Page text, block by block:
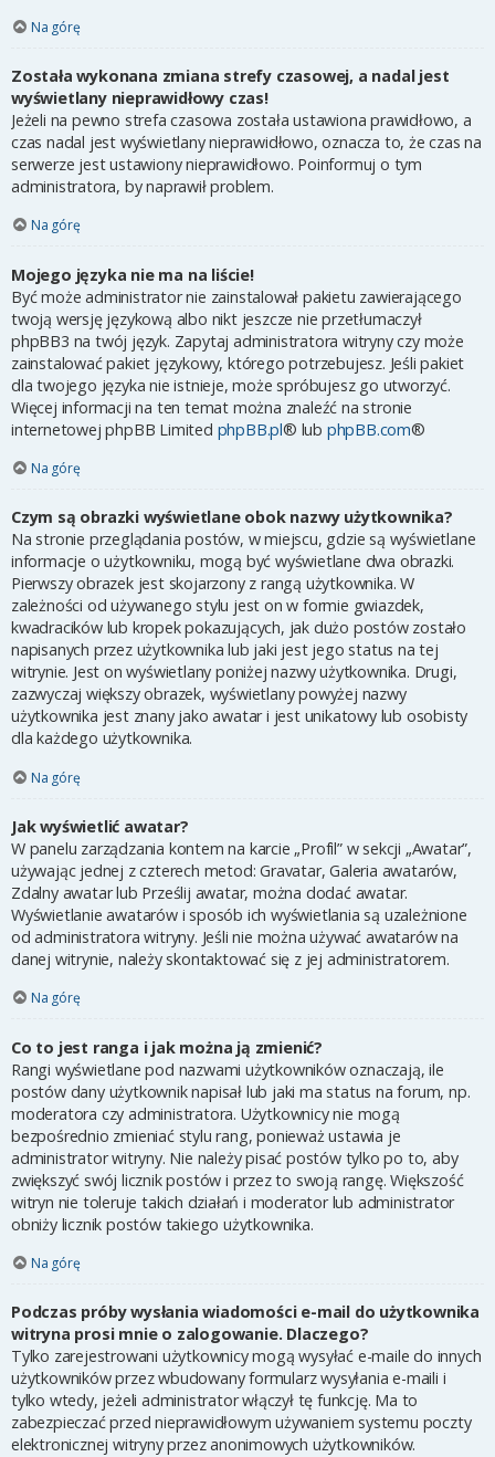
Na górę
Została wykonana zmiana strefy czasowej, a nadal jest
wyświetlany nieprawidłowy czas!
Jeżeli na pewno strefa czasowa została ustawiona prawidłowo, a
czas nadal jest wyświetlany nieprawidłowo, oznacza to, że czas na
serwerze jest ustawiony nieprawidłowo. Poinformuj o tym
administratora, by naprawił problem.
Na górę
Mojego języka nie ma na liście!
Być może administrator nie zainstalował pakietu zawierającego
twoją wersję językową albo nikt jeszcze nie przetłumaczył
phpBB3 na twój język. Zapytaj administratora witryny czy może
zainstalować pakiet językowy, którego potrzebujesz. Jeśli pakiet
dla twojego języka nie istnieje, może spróbujesz go utworzyć.
Więcej informacji na ten temat można znaleźć na stronie
internetowej phpBB Limited phpBB.pl® lub phpBB.com®
Na górę
Czym są obrazki wyświetlane obok nazwy użytkownika?
Na stronie przeglądania postów, w miejscu, gdzie są wyświetlane
informacje o użytkowniku, mogą być wyświetlane dwa obrazki.
Pierwszy obrazek jest skojarzony z rangą użytkownika. W
zależności od używanego stylu jest on w formie gwiazdek,
kwadracików lub kropek pokazujących, jak dużo postów zostało
napisanych przez użytkownika lub jaki jest jego status na tej
witrynie. Jest on wyświetlany poniżej nazwy użytkownika. Drugi,
zazwyczaj większy obrazek, wyświetlany powyżej nazwy
użytkownika jest znany jako awatar i jest unikatowy lub osobisty
dla każdego użytkownika.
Na górę
Jak wyświetlić awatar?
W panelu zarządzania kontem na karcie „Profil” w sekcji „Awatar”,
używając jednej z czterech metod: Gravatar, Galeria awatarów,
Zdalny awatar lub Prześlij awatar, można dodać awatar.
Wyświetlanie awatarów i sposób ich wyświetlania są uzależnione
od administratora witryny. Jeśli nie można używać awatarów na
danej witrynie, należy skontaktować się z jej administratorem.
Na górę
Co to jest ranga i jak można ją zmienić?
Rangi wyświetlane pod nazwami użytkowników oznaczają, ile
postów dany użytkownik napisał lub jaki ma status na forum, np.
moderatora czy administratora. Użytkownicy nie mogą
bezpośrednio zmieniać stylu rang, ponieważ ustawia je
administrator witryny. Nie należy pisać postów tylko po to, aby
zwiększyć swój licznik postów i przez to swoją rangę. Większość
witryn nie toleruje takich działań i moderator lub administrator
obniży licznik postów takiego użytkownika.
Na górę
Podczas próby wysłania wiadomości e-mail do użytkownika
witryna prosi mnie o zalogowanie. Dlaczego?
Tylko zarejestrowani użytkownicy mogą wysyłać e-maile do innych
użytkowników przez wbudowany formularz wysyłania e-maili i
tylko wtedy, jeżeli administrator włączył tę funkcję. Ma to
zabezpieczać przed nieprawidłowym używaniem systemu poczty
elektronicznej witryny przez anonimowych użytkowników.